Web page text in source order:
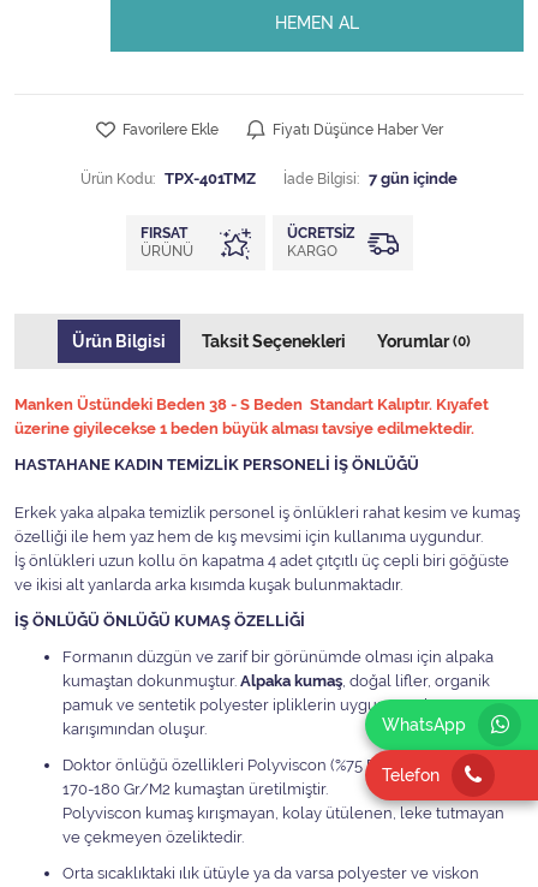
WhatsApp
Telefon
HEMEN AL
Favorilere Ekle Fiyatı Düşünce Haber Ver
Ürün Kodu: TPX-401TMZ İade Bilgisi:
FIRSAT
ÜRÜNÜ
ÜCRETSIZ
KARGO
Ürün Bilgisi Taksit Seçenekleri Yorumlar(0)
Manken Üstündeki Beden 38 - S Beden Standart Kalıptır. Kıyafet
üzerine giyilecekse 1 beden büyük alması tavsiye edilmektedir.
HASTAHANE KADIN TEMİZLİK PERSONELİ İŞ ÖNLÜĞÜ
Erkek yaka alpaka temizlik personel iş önlükleri rahat kesim ve kumaş
özelliği ile hem yaz hem de kış mevsimi için kullanıma uygundur.
İş önlükleri uzun kollu ön kapatma 4 adet çıtçıtlı üç cepli biri göğüste
ve ikisi alt yanlarda arka kısımda kuşak bulunmaktadır.
İŞ ÖNLÜĞÜ ÖNLÜĞÜ KUMAŞ ÖZELLİĞİ
Formanın düzgün ve zarif bir görünümde olması için alpaka
kumaştan dokunmuştur. Alpaka kumaş, doğal lifler, organik
pamuk ve sentetik polyester ipliklerin uygun oranlı
karışımından oluşur.
Doktor önlüğü özellikleri Polyviscon (%75 Polyester %25 Viscon)
170-180 Gr/M2 kumaştan üretilmiştir.
Polyviscon kumaş kırışmayan, kolay ütülenen, leke tutmayan
ve çekmeyen özeliktedir.
Orta sıcaklıktaki ılık ütüyle ya da varsa polyester ve viskon